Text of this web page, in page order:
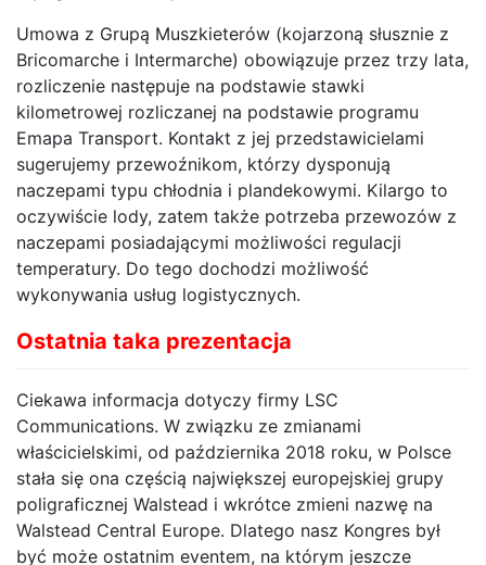
Umowa z Grupą Muszkieterów (kojarzoną słusznie z
Bricomarche i Intermarche) obowiązuje przez trzy lata,
rozliczenie następuje na podstawie stawki
kilometrowej rozliczanej na podstawie programu
Emapa Transport. Kontakt z jej przedstawicielami
sugerujemy przewoźnikom, którzy dysponują
naczepami typu chłodnia i plandekowymi. Kilargo to
oczywiście lody, zatem także potrzeba przewozów z
naczepami posiadającymi możliwości regulacji
temperatury. Do tego dochodzi możliwość
wykonywania usług logistycznych.
Ostatnia taka prezentacja
Ciekawa informacja dotyczy firmy LSC
Communications. W związku ze zmianami
właścicielskimi, od października 2018 roku, w Polsce
stała się ona częścią największej europejskiej grupy
poligraficznej Walstead i wkrótce zmieni nazwę na
Walstead Central Europe. Dlatego nasz Kongres był
być może ostatnim eventem, na którym jeszcze